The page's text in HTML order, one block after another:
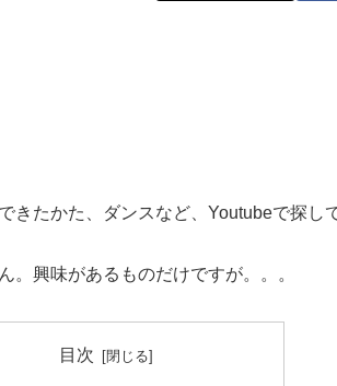
きたかた、ダンスなど、Youtubeで探し
。興味があるものだけですが。。。
目次